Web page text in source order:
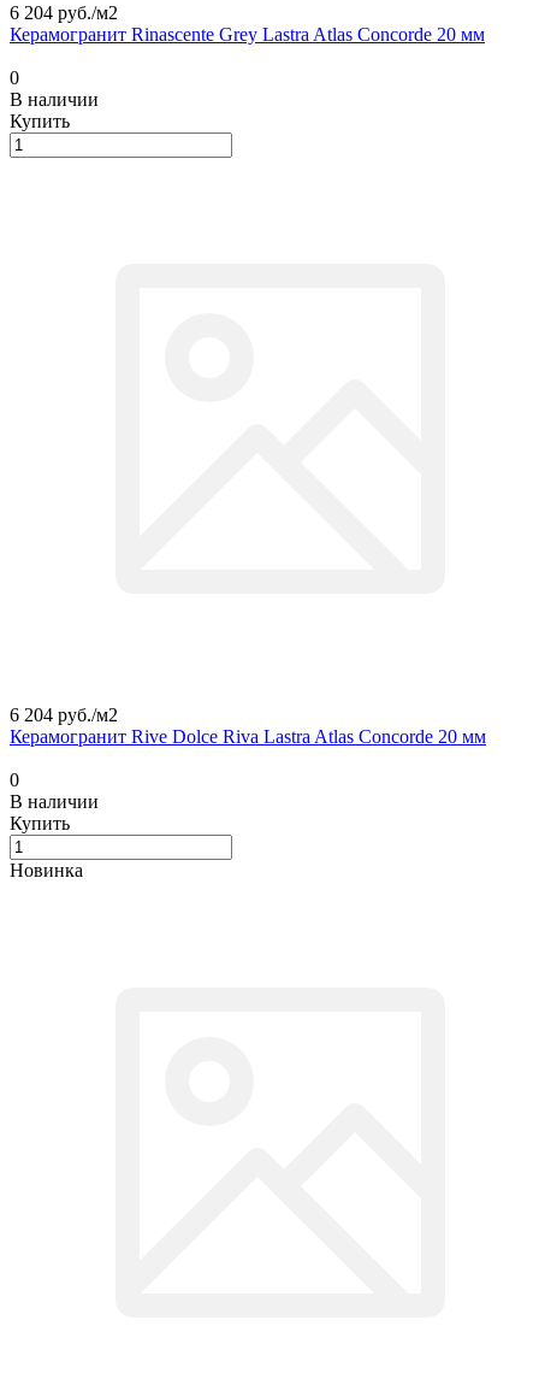
6 204 руб./м2
Керамогранит Rinascente Grey Lastra Atlas Concorde 20 мм
0
В наличии
Купить
6 204 руб./м2
Керамогранит Rive Dolce Riva Lastra Atlas Concorde 20 мм
0
В наличии
Купить
Новинка